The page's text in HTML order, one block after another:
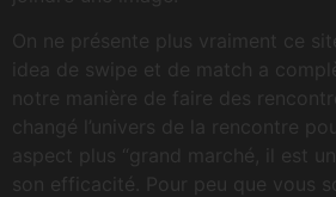
On ne présente plus vraiment ce
idea de swipe et de match a
notre manière de faire des
changé l’univers de la rencontre
aspect plus “grand marché, il est
son efficacité. Pour peu que vous